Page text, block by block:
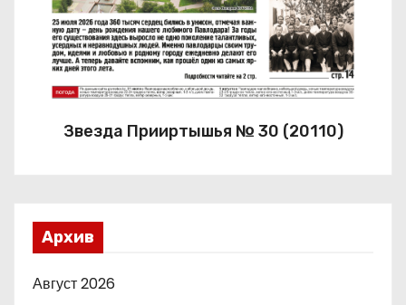
Звезда Прииртышья № 30 (20110)
Архив
Август 2026